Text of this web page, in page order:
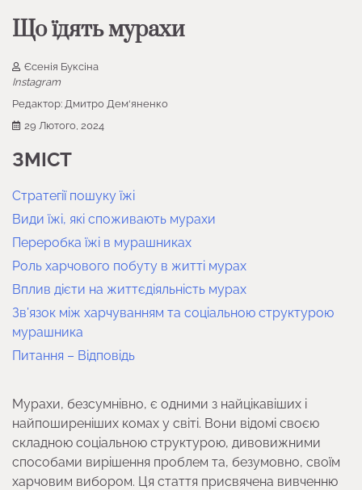
Що їдять мурахи
Єсенія Буксіна
Instagram
Редактор: Дмитро Дем‘яненко
29 Лютого, 2024
ЗМІСТ
Стратегії пошуку їжі
Види їжі, які споживають мурахи
Переробка їжі в мурашниках
Роль харчового побуту в житті мурах
Вплив дієти на життєдіяльність мурах
Зв’язок між харчуванням та соціальною структурою
мурашника
Питання – Відповідь
Мурахи, безсумнівно, є одними з найцікавіших і
найпоширеніших комах у світі. Вони відомі своєю
складною соціальною структурою, дивовижними
способами вирішення проблем та, безумовно, своїм
харчовим вибором. Ця стаття присвячена вивченню